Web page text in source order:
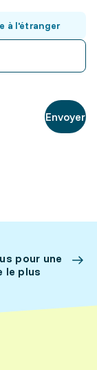
à l'étranger
Envoyer
pour une
le plus